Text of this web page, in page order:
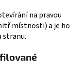
na pravou
místnosti) a je ho
stranu.